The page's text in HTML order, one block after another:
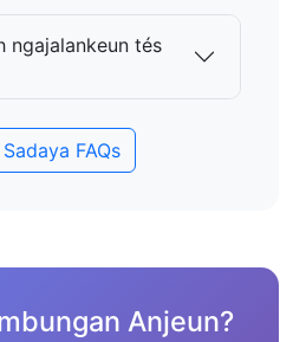
ngajalankeun tés
FAQs
Anjeun?